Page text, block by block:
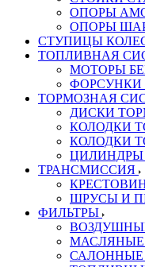
ОПОРЫ
ОПОРЫ
СТУПИЦЫ
ТОПЛИВНАЯ
МОТОРЫ
ТОРМОЗНАЯ
ДИСКИ
КОЛОДКИ
КОЛОДКИ
ЦИЛИНДРЫ
ТРАНСМИССИЯ
ШРУСЫ И
ФИЛЬТРЫ
МАСЛЯНЫЕ
САЛОННЫЕ